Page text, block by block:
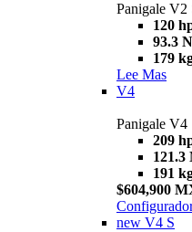
Panigale V2
120
93.3
179
Lee Mas
V4
Panigale V4
209
121.3
191
$604,900
new V4 S